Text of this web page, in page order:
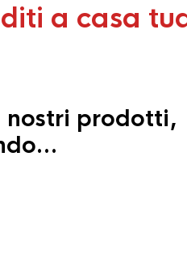
a casa
nostri prodotti,